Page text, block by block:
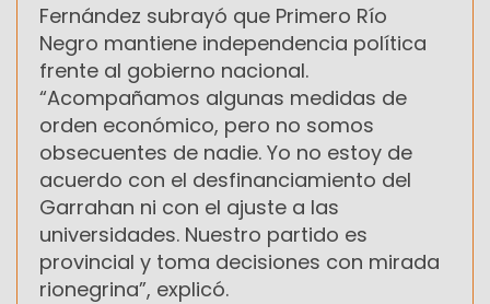
Fernández subrayó que Primero Río
Negro mantiene independencia política
frente al gobierno nacional.
“Acompañamos algunas medidas de
orden económico, pero no somos
obsecuentes de nadie. Yo no estoy de
acuerdo con el desfinanciamiento del
Garrahan ni con el ajuste a las
universidades. Nuestro partido es
provincial y toma decisiones con mirada
rionegrina”, explicó.